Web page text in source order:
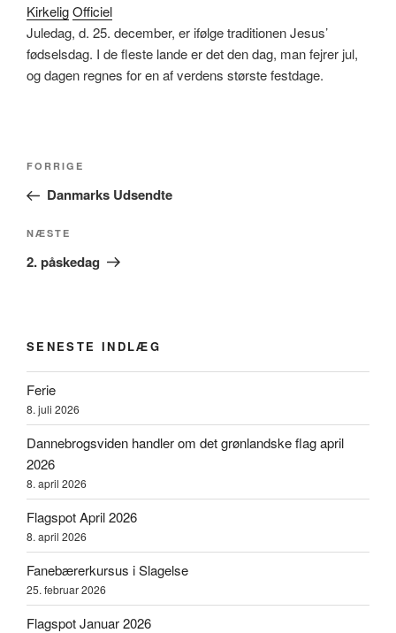
KirkeligOfficiel
Juledag, d. 25. december, er ifølge traditionen Jesus’
fødselsdag. I de fleste lande er det den dag, man fejrer jul,
og dagen regnes for en af verdens største festdage.
Indlægsnavigation
Forrige
indlæg
FORRIGE
Danmarks Udsendte
Næste
indlæg
NÆSTE
2. påskedag
SENESTE INDLÆG
Ferie
8. juli 2026
Dannebrogsviden handler om det grønlandske flag april
2026
8. april 2026
Flagspot April 2026
8. april 2026
Fanebærerkursus i Slagelse
25. februar 2026
Flagspot Januar 2026